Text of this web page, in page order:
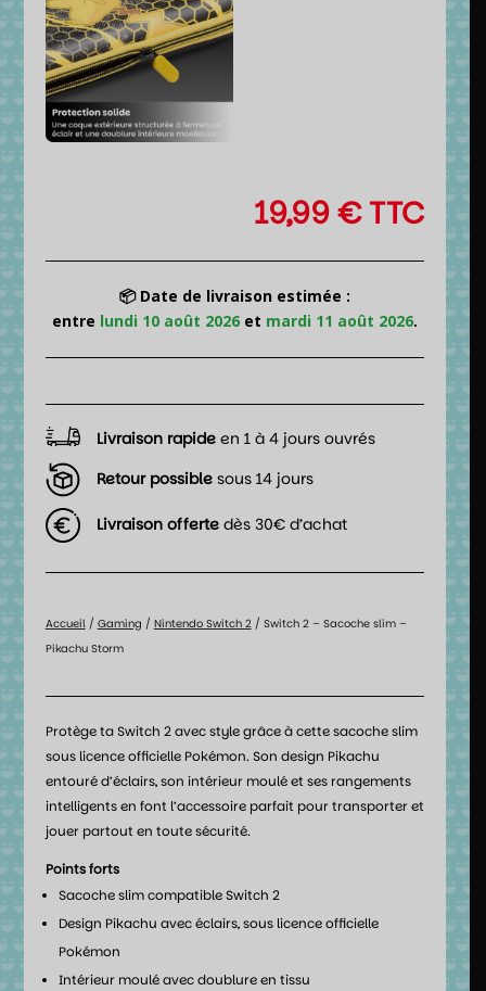
19,99€TTC
📦 Date de livraison estimée :
entre lundi 10 août 2026 et mardi 11 août 2026.
Livraison rapide en 1 à 4 jours ouvrés
Retour possible sous 14 jours
Livraison offerte dès 30€ d’achat
Accueil/ Gaming / Nintendo Switch 2/ Switch 2 – Sacoche slim –
Pikachu Storm
Protège ta Switch 2 avec style grâce à cette sacoche slim
sous licence officielle Pokémon. Son design Pikachu
entouré d’éclairs, son intérieur moulé et ses rangements
intelligents en font l’accessoire parfait pour transporter et
jouer partout en toute sécurité.
Points forts
Sacoche slim compatible Switch 2
Design Pikachu avec éclairs, sous licence officielle
Pokémon
Intérieur moulé avec doublure en tissu